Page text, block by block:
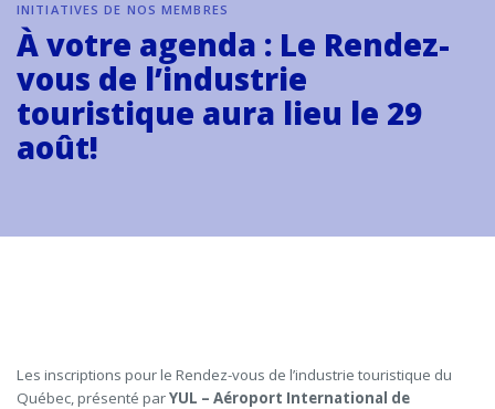
INITIATIVES DE NOS MEMBRES
À votre agenda : Le Rendez-
vous de l’industrie
touristique aura lieu le 29
août!
Les inscriptions pour le Rendez-vous de l’industrie touristique du
Québec, présenté parYUL – Aéroport International de